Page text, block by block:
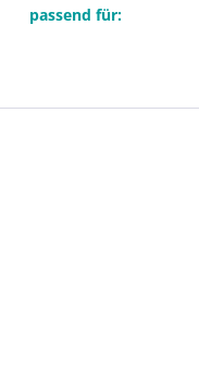
passend für: